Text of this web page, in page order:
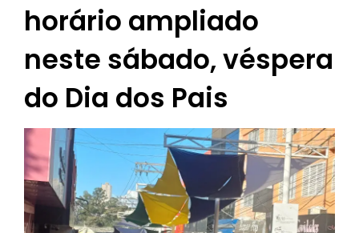
horário ampliado
neste sábado, véspera
do Dia dos Pais